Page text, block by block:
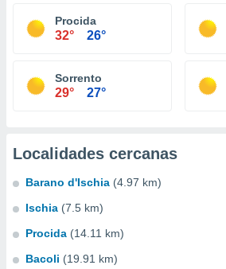
Procida
32° 26°
Sorrento
29° 27°
Localidades cercanas
Barano d'Ischia (4.97 km)
Ischia (7.5 km)
Procida (14.11 km)
Bacoli (19.91 km)